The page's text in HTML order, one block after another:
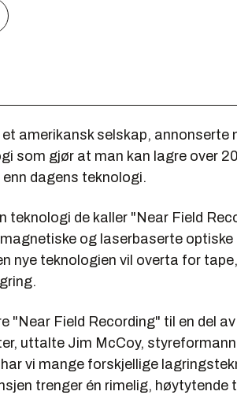
amerikansk selskap, annonserte
som gjør at man kan lagre over
enn dagens teknologi.
teknologi de kaller "Near Field
og laserbaserte
nye teknologien vil overta for
"Near Field Recording" til en del
uttalte Jim McCoy,
vi mange forskjellige
trenger én rimelig, høytytende